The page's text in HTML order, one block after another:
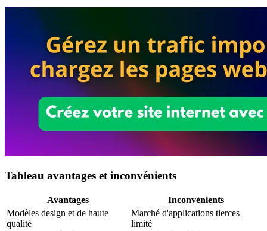
Tableau avantages et inconvénients
Avantages
Inconvénients
Modèles design et de haute
qualité
Marché d'applications tierces
limité